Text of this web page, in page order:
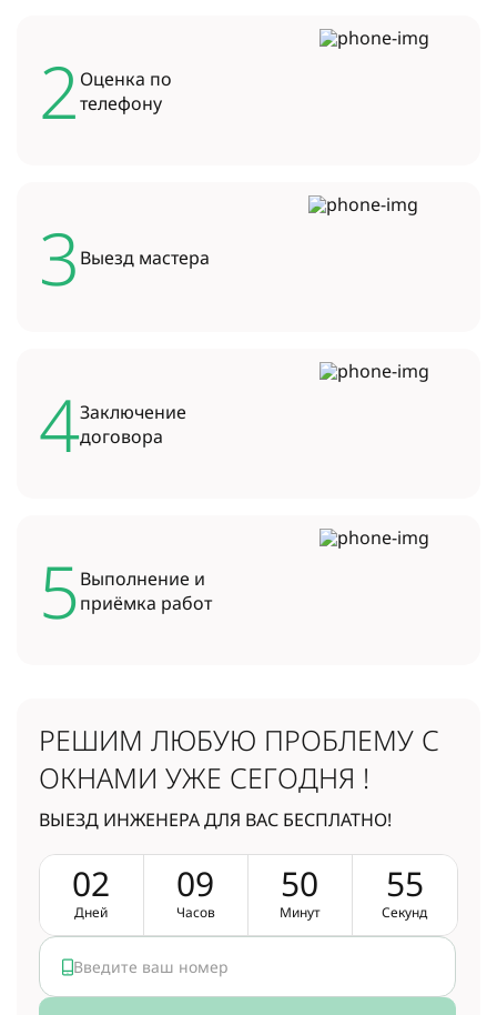
2 Оценка по
телефону
3 Выезд мастера
4Заключение
договора
5Выполнение и
приёмка работ
РЕШИМ ЛЮБУЮ ПРОБЛЕМУ С
ОКНАМИ УЖЕ СЕГОДНЯ !
ВЫЕЗД ИНЖЕНЕРА ДЛЯ ВАС БЕСПЛАТНО!
02
Дней
09
Часов
50
Минут
54
Секунд